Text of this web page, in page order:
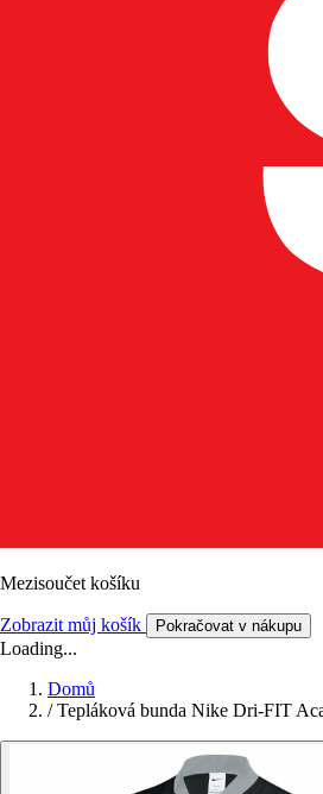
Mezisoučet košíku
Zobrazit můj košík Pokračovat v nákupu
Loading...
Domů
/ Tepláková bunda Nike Dri-FIT